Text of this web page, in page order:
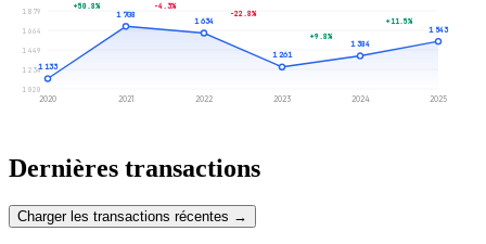
1 020
1 234
1 449
1 664
1 879
1 133
2020
1 708
2021
1 634
2022
1 261
2023
1 384
2024
1 543
2025
+50.8% -4.3%
-22.8%
+9.8%
+11.5%
Dernières transactions
Charger les transactions récentes →